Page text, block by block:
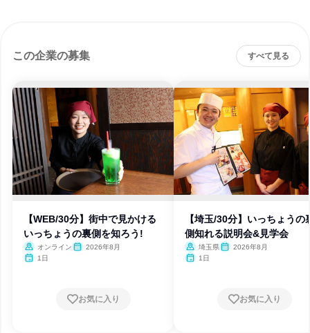
この企業の募集 すべて見る
【WEB/30分】街中で見かける
いっちょうの裏側を知ろう!
オンライン
2026年8月
1日
お気に入り
【埼玉/30分】いっちょうの
側知れる説明会&見学会
埼玉県
2026年8月
1日
お気に入り